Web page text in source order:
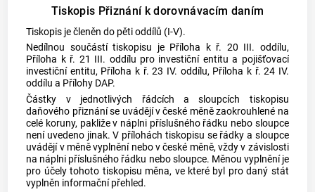
Tiskopis Přiznání k dorovnávacím daním
Tiskopis je členěn do pěti oddílů (I-V).
Nedílnou součástí tiskopisu je Příloha k ř. 20 III. oddílu,
Příloha k ř. 21 III. oddílu pro investiční entitu a pojišťovací
investiční entitu, Příloha k ř. 23 IV. oddílu, Příloha k ř. 24 IV.
oddílu a Přílohy DAP.
Částky v jednotlivých řádcích a sloupcích tiskopisu
daňového přiznání se uvádějí v české měně zaokrouhlené na
celé koruny, pakliže v náplni příslušného řádku nebo sloupce
není uvedeno jinak. V přílohách tiskopisu se řádky a sloupce
uvádějí v měně vyplnění nebo v české měně, vždy v závislosti
na náplni příslušného řádku nebo sloupce. Měnou vyplnění je
pro účely tohoto tiskopisu měna, ve které byl pro daný stát
vyplněn informační přehled.